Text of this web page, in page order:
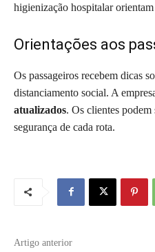
higienização hospitalar orientam
Orientações aos
Os passageiros recebem dicas
distanciamento social. A
atualizados. Os clientes podem
segurança de cada rota.
Artigo anterior